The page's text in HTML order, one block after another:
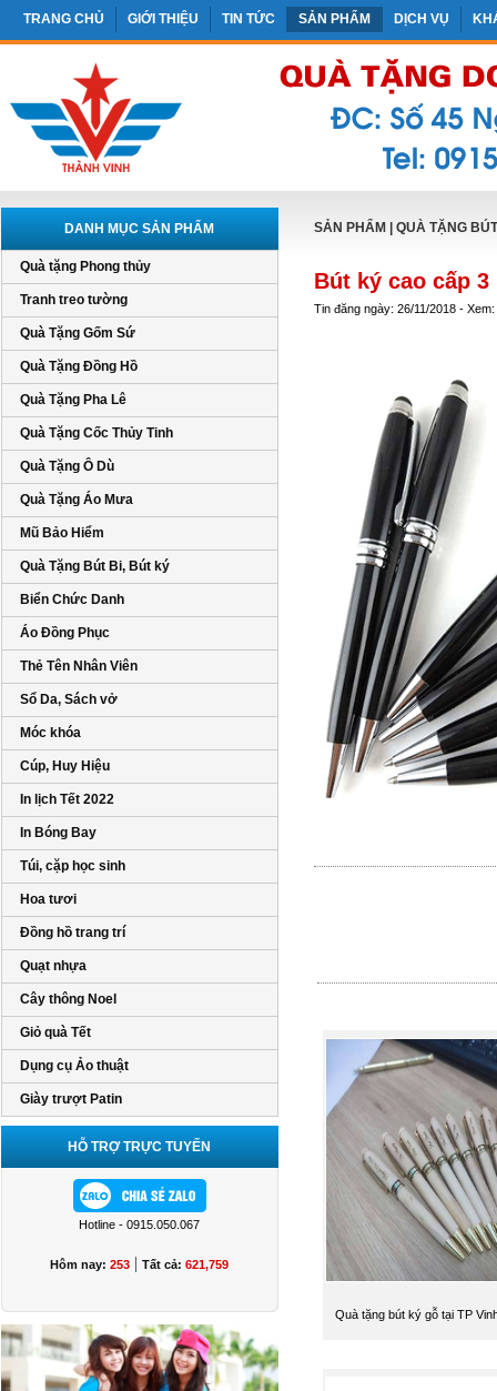
TRANG CHỦ GIỚI THIỆU TIN TỨC SẢN PHẨM DỊCH VỤ
DANH MỤC SẢN PHẨM
Quà tặng Phong thủy
Tranh treo tường
Quà Tặng Gốm Sứ
Quà Tặng Đồng Hồ
Quà Tặng Pha Lê
Quà Tặng Cốc Thủy Tinh
Quà Tặng Ô Dù
Quà Tặng Áo Mưa
Mũ Bảo Hiểm
Quà Tặng Bút Bi, Bút ký
Biển Chức Danh
Áo Đồng Phục
Thẻ Tên Nhân Viên
Sổ Da, Sách vở
Móc khóa
Cúp, Huy Hiệu
In lịch Tết 2022
In Bóng Bay
Túi, cặp học sinh
Hoa tươi
Đồng hồ trang trí
Quạt nhựa
Cây thông Noel
Giỏ quà Tết
Dụng cụ Ảo thuật
Giày trượt Patin
HỖ TRỢ TRỰC TUYẾN
Hotline - 0915.050.067
Hôm nay: 253 | Tất cả: 621,759
SẢN PHẨM QUÀ TẶNG
Bút ký cao cấp 3
Tin đăng ngày: 26/11/2018 -
Quà tặng bút ký gỗ tại TP